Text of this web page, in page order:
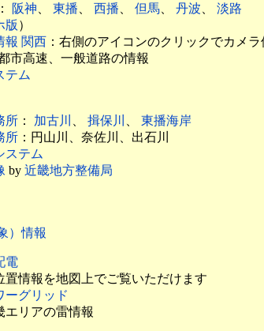
： 阪神、 東播、 西播、 但馬、 丹波、 淡路
版 ）
報 関西 ：右側のアイコンのクリックでカメ
市高速、一般道路の情報
テム
所 ： 加古川 、 揖保川 、 東播海岸
所 ：円山川、奈佐川、出石川
ステム
by 近畿地方整備局
）情報
電
置情報を地図上でご覧いただけます
ーグリッド
エリアの雷情報